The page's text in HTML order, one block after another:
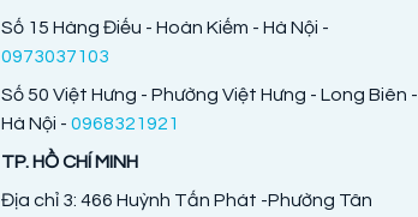
Số 15 Hàng Điếu - Hoàn Kiếm - Hà Nội -
0973037103
Số 50 Việt Hưng - Phường Việt Hưng - Long Biên -
Hà Nội - 0968321921
TP. HỒ CHÍ MINH
Địa chỉ 3: 466 Huỳnh Tấn Phát -Phường Tân